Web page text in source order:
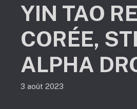
YIN TAO
CORÉE,
ALPHA
3 août 2023